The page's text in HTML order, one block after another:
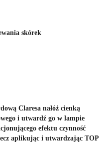
skórek
Claresa nałóż cienką
i utwardź go w lampie
efektu czynność
aplikując i utwardzając TOP